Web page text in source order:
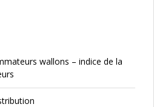
wallons – indice de la